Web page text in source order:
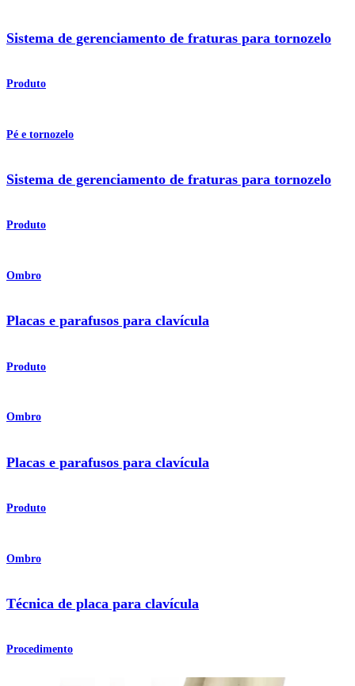
Sistema de gerenciamento de fraturas para tornozelo
Produto
Pé e tornozelo
Sistema de gerenciamento de fraturas para tornozelo
Produto
Ombro
Placas e parafusos para clavícula
Produto
Ombro
Placas e parafusos para clavícula
Produto
Ombro
Técnica de placa para clavícula
Procedimento